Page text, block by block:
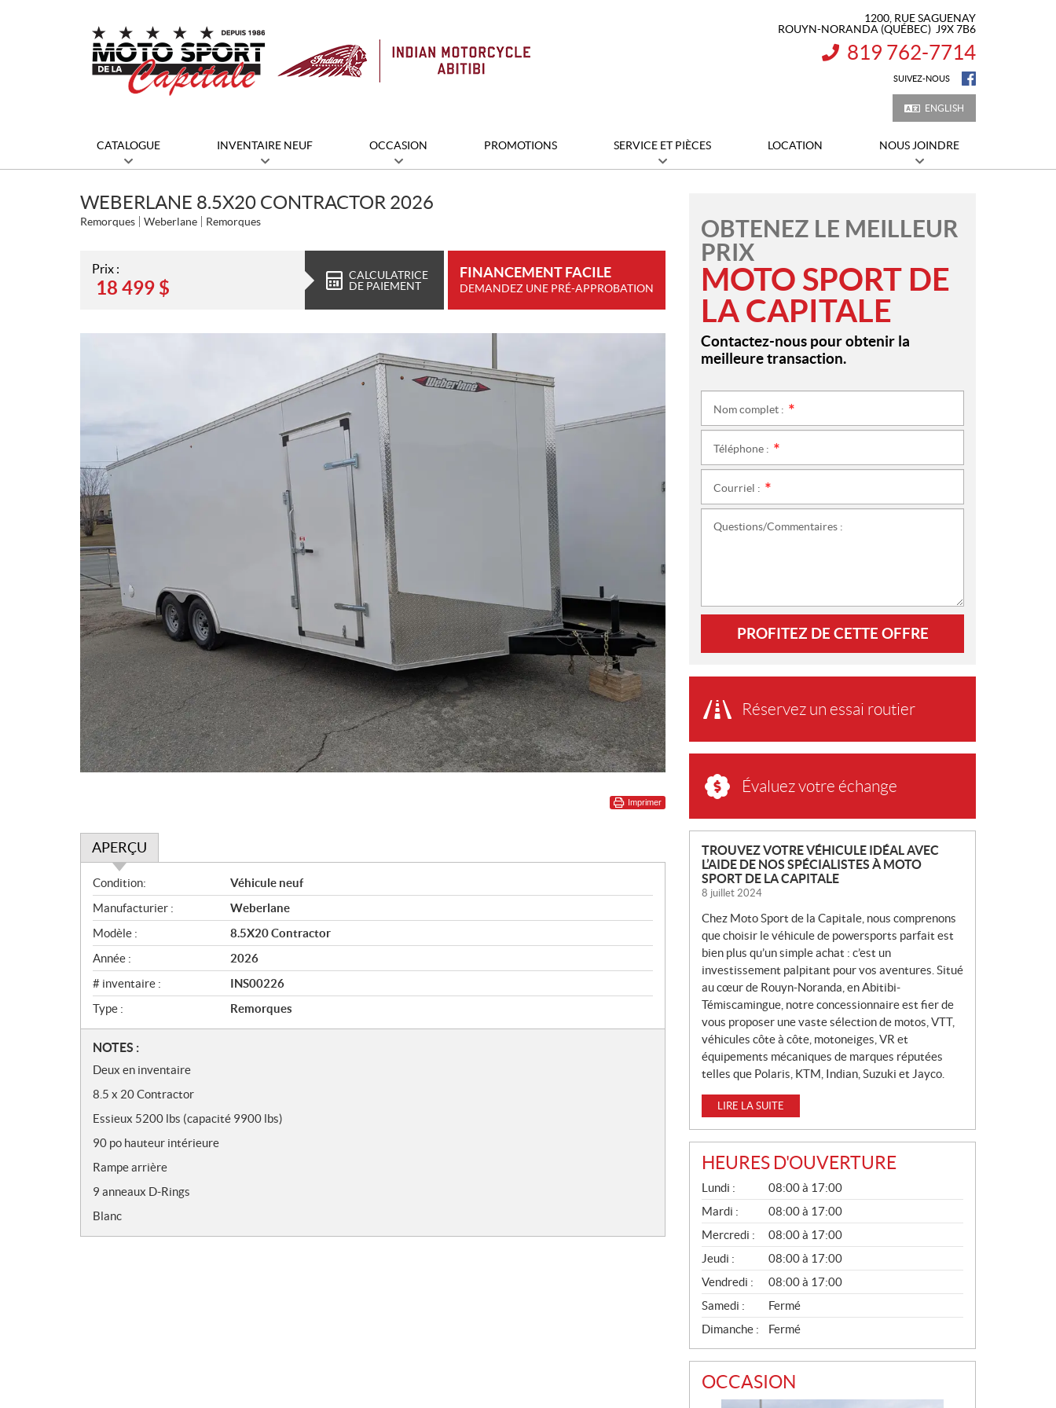
1200, RUE SAGUENAY
ROUYN-NORANDA (QUÉBEC) J9X 7B6
INFORMATION :
819 762-7714
SUIVEZ-NOUS
ENGLISH
CATALOGUE INVENTAIRE NEUF OCCASION PROMOTIONS SERVICE ET PIÈCES LOCATION NOUS JOINDRE
WEBERLANE 8.5X20 CONTRACTOR 2026
Remorques Weberlane Remorques
Prix :
18 499 $
CALCULATRICE
DE PAIEMENT
FINANCEMENT FACILE
DEMANDEZ UNE PRÉ-APPROBATION
Imprimer
APERÇU
A
p
e
r
ç
u
Condition:
Véhicule neuf
Manufacturier :
Weberlane
Modèle :
8.5X20 Contractor
Année :
2026
# inventaire :
INS00226
Type :
Remorques
N
o
e
s
NOTES :
Deux en inventaire
8.5 x 20 Contractor
Essieux 5200 lbs (capacité 9900 lbs)
90 po hauteur intérieure
Rampe arrière
9 anneaux D-Rings
Blanc
OBTENEZ LE MEILLEUR
PRIX
MOTO SPORT DE
LA CAPITALE
Contactez-nous pour obtenir la
meilleure transaction.
Nom complet :
Téléphone :
Courriel :
Questions/Commentaires :
PROFITEZ DE CETTE OFFRE
Réservez un essai routier
Évaluez votre échange
N
O
U
V
E
L
L
E
S
TROUVEZ VOTRE VÉHICULE IDÉAL AVEC
L’AIDE DE NOS SPÉCIALISTES À MOTO
SPORT DE LA CAPITALE
8 juillet 2024
Chez Moto Sport de la Capitale, nous comprenons
que choisir le véhicule de powersports parfait est
bien plus qu’un simple achat : c’est un
investissement palpitant pour vos aventures. Situé
au cœur de Rouyn-Noranda, en Abitibi-
Témiscamingue, notre concessionnaire est fier de
vous proposer une vaste sélection de motos, VTT,
véhicules côte à côte, motoneiges, VR et
équipements mécaniques de marques réputées
telles que Polaris, KTM, Indian, Suzuki et Jayco.
LIRE LA SUITE
HEURES D'OUVERTURE
G
É
N
É
R
A
L
Lundi :
08:00 à 17:00
Mardi :
08:00 à 17:00
Mercredi :
08:00 à 17:00
Jeudi :
08:00 à 17:00
Vendredi :
08:00 à 17:00
Samedi :
Fermé
Dimanche :
Fermé
OCCASION